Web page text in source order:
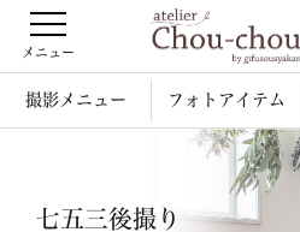
撮影メニュー フォトアイテム
七五三後撮り